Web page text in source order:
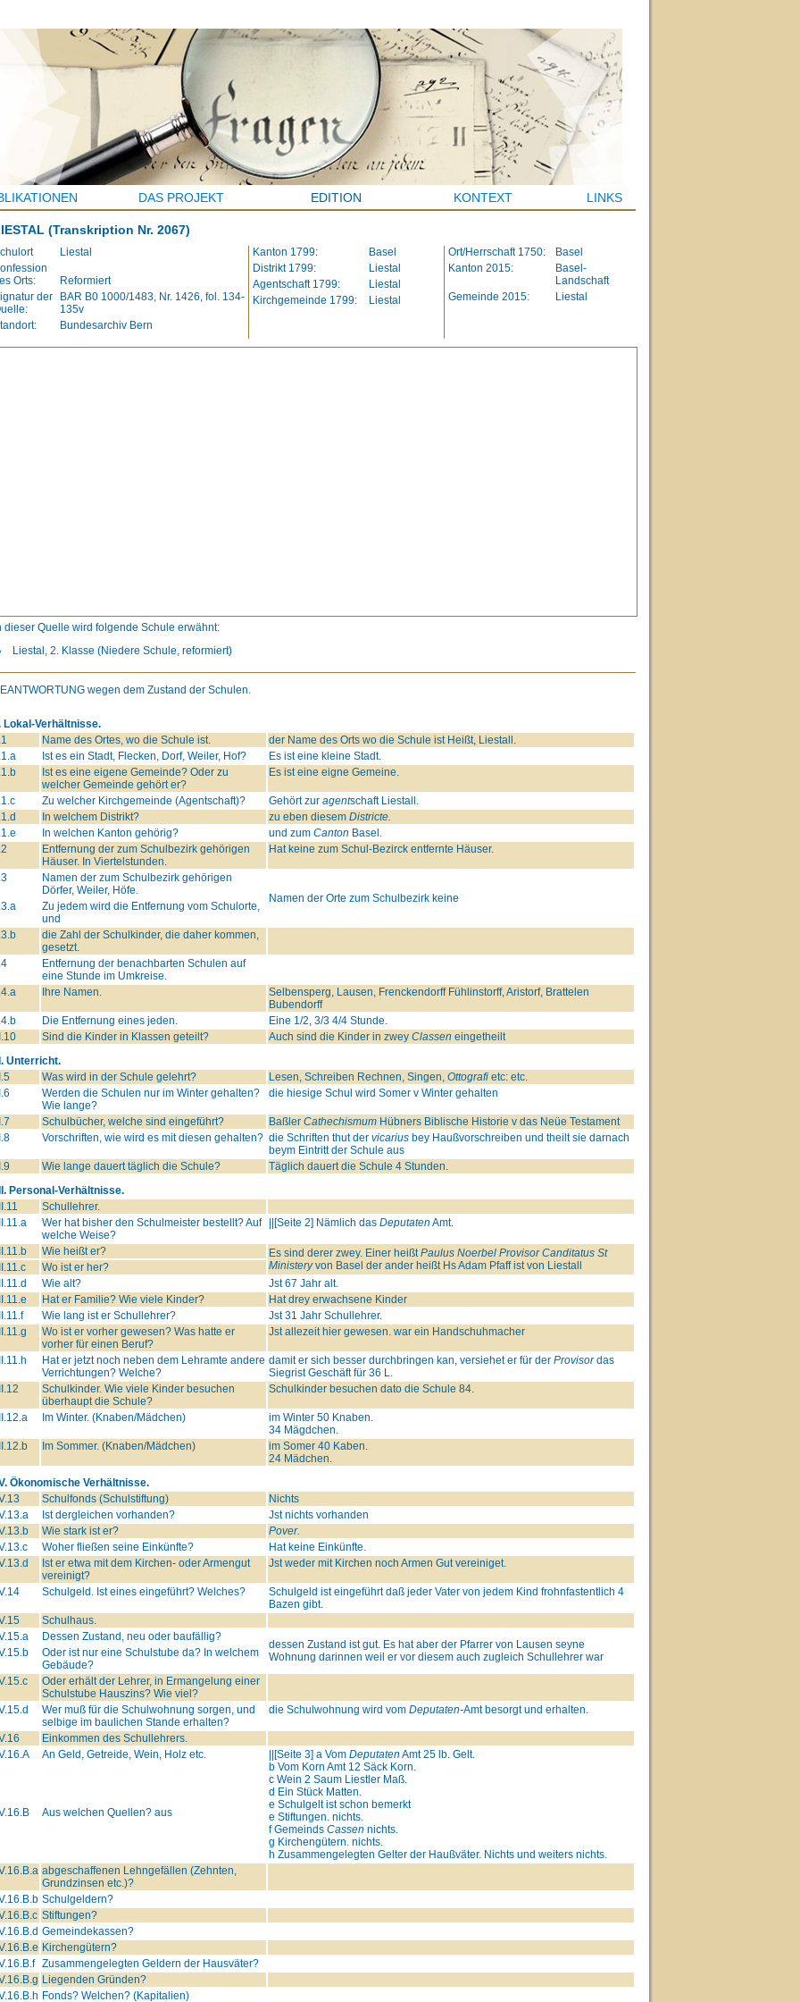
DAS PROJEKT EDITION KONTEXT LINKS
(Transkription Nr. 2067)
Liestal
Orts:
Reformiert
der
BAR B0 1000/1483, Nr. 1426, fol. 134-
135v
Bundesarchiv Bern
Kanton 1799:
Basel
Distrikt 1799:
Liestal
Agentschaft 1799:
Liestal
Kirchgemeinde 1799:
Liestal
Ort/Herrschaft 1750:
Basel
Kanton 2015:
Basel-
Landschaft
Gemeinde 2015:
Liestal
dieser Quelle wird folgende Schule erwähnt:
Liestal, 2. Klasse (Niedere Schule, reformiert)
wegen dem Zustand der Schulen.
Lokal-Verhältnisse.
Name des Ortes, wo die Schule ist.
der Name des Orts wo die Schule ist Heißt, Liestall.
Ist es ein Stadt, Flecken, Dorf, Weiler, Hof?
Es ist eine kleine Stadt.
Ist es eine eigene Gemeinde? Oder zu
welcher Gemeinde gehört er?
Es ist eine eigne Gemeine.
Zu welcher Kirchgemeinde (Agentschaft)? Gehört zur agentschaft Liestall.
In welchem Distrikt? zu eben diesem Districte.
In welchen Kanton gehörig? und zum Canton Basel.
Entfernung der zum Schulbezirk gehörigen
Häuser. In Viertelstunden.
Hat keine zum Schul-Bezirck entfernte Häuser.
Namen der zum Schulbezirk gehörigen
Dörfer, Weiler, Höfe.
Namen der Orte zum Schulbezirk keine
Zu jedem wird die Entfernung vom Schulorte,
und
die Zahl der Schulkinder, die daher kommen,
gesetzt.
Entfernung der benachbarten Schulen auf
eine Stunde im Umkreise.
Ihre Namen.
Selbensperg, Lausen, Frenckendorff Fühlinstorff, Aristorf, Brattelen
Bubendorff
Die Entfernung eines jeden.
Eine 1/2, 3/3 4/4 Stunde.
Sind die Kinder in Klassen geteilt? Auch sind die Kinder in zwey Classen eingetheilt
Unterricht.
Was wird in der Schule gelehrt? Lesen, Schreiben Rechnen, Singen, Ottografietc: etc.
Werden die Schulen nur im Winter gehalten?
Wie lange?
die hiesige Schul wird Somer v Winter gehalten
Schulbücher, welche sind eingeführt? Baßler CathechismumHübners Biblische Historie v das Neüe Testament
Vorschriften, wie wird es mit diesen gehalten? die Schriften thut der vicariusbey Haußvorschreiben und theilt sie darnach
beym Eintritt der Schule aus
Wie lange dauert täglich die Schule?
Täglich dauert die Schule 4 Stunden.
Personal-Verhältnisse.
Schullehrer.
Wer hat bisher den Schulmeister bestellt? Auf
welche Weise?
||[Seite 2] Nämlich das Deputaten Amt.
Wie heißt er? Es sind derer zwey. Einer heißtPaulus Noerbel Provisor Canditatus St
Ministeryvon Basel der ander heißt Hs Adam Pfaff ist von Liestall
Wo ist er her?
Wie alt?
Jst 67 Jahr alt.
Hat er Familie? Wie viele Kinder?
Hat drey erwachsene Kinder
Wie lang ist er Schullehrer?
Jst 31 Jahr Schullehrer.
Wo ist er vorher gewesen? Was hatte er
vorher für einen Beruf?
Jst allezeit hier gewesen. war ein Handschuhmacher
Hat er jetzt noch neben dem Lehramte andere
Verrichtungen? Welche?
damit er sich besser durchbringen kan, versiehet er für der Provisordas
Siegrist Geschäft für 36 L.
Schulkinder. Wie viele Kinder besuchen
überhaupt die Schule?
Schulkinder besuchen dato die Schule 84.
Im Winter. (Knaben/Mädchen)
im Winter 50 Knaben.
34 Mägdchen.
Im Sommer. (Knaben/Mädchen)
im Somer 40 Kaben.
24 Mädchen.
Ökonomische Verhältnisse.
Schulfonds (Schulstiftung)
Nichts
Ist dergleichen vorhanden?
Jst nichts vorhanden
Wie stark ist er?
Pover.
Woher fließen seine Einkünfte?
Hat keine Einkünfte.
Ist er etwa mit dem Kirchen- oder Armengut
vereinigt?
Jst weder mit Kirchen noch Armen Gut vereiniget.
Schulgeld. Ist eines eingeführt? Welches?
Schulgeld ist eingeführt daß jeder Vater von jedem Kind frohnfastentlich 4
Bazen gibt.
Schulhaus.
Dessen Zustand, neu oder baufällig?
dessen Zustand ist gut. Es hat aber der Pfarrer von Lausen seyne
Wohnung darinnen weil er vor diesem auch zugleich Schullehrer war
Oder ist nur eine Schulstube da? In welchem
Gebäude?
Oder erhält der Lehrer, in Ermangelung einer
Schulstube Hauszins? Wie viel?
Wer muß für die Schulwohnung sorgen, und
selbige im baulichen Stande erhalten?
die Schulwohnung wird vom Deputaten-Amt besorgt und erhalten.
Einkommen des Schullehrers.
An Geld, Getreide, Wein, Holz etc. ||[Seite 3] a Vom Deputaten Amt 25 lb. Gelt.
b Vom Korn Amt 12 Säck Korn.
c Wein 2 Saum Liestler Maß.
d Ein Stück Matten.
e Schulgelt ist schon bemerkt
e Stiftungen. nichts.
f Gemeinds Cassen nichts.
g Kirchengütern. nichts.
h Zusammengelegten Gelter der Haußväter. Nichts und weiters nichts.
Aus welchen Quellen? aus
abgeschaffenen Lehngefällen (Zehnten,
Grundzinsen etc.)?
Schulgeldern?
Stiftungen?
Gemeindekassen?
Kirchengütern?
Zusammengelegten Geldern der Hausväter?
Liegenden Gründen?
Fonds? Welchen? (Kapitalien)